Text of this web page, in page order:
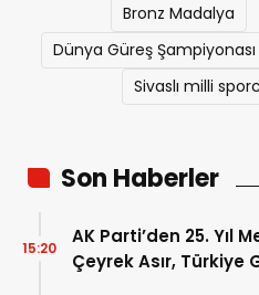
Bronz Madalya
Dünya Güreş Şampiyonası
Sivaslı milli
Son Haberler
AK Parti’den 25. Yıl
Çeyrek Asır, Türkiye
15:20